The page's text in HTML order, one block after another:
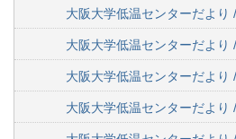
大阪大学低温センターだより
大阪大学低温センターだより
大阪大学低温センターだより
大阪大学低温センターだより